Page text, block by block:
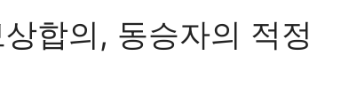
합의, 동승자의 적정